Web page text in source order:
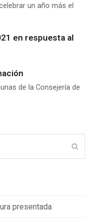
un año más el
en respuesta al
de la Consejería de
presentada